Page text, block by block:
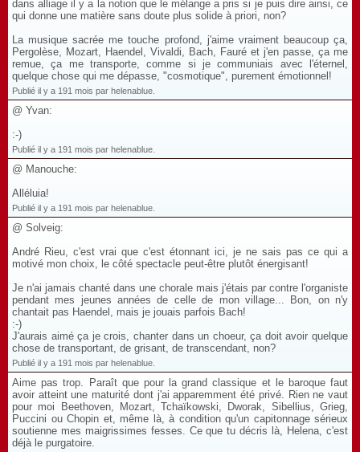
dans alliage il y a la notion que le mélange a pris si je puis dire ainsi, ce
qui donne une matière sans doute plus solide à priori, non?
La musique sacrée me touche profond, j'aime vraiment beaucoup ça,
Pergolèse, Mozart, Haendel, Vivaldi, Bach, Fauré et j'en passe, ça me
remue, ça me transporte, comme si je communiais avec l'éternel,
quelque chose qui me dépasse, "cosmotique", purement émotionnel!
Publié il y a 191 mois par helenablue.
@ Yvan:
:-)
Publié il y a 191 mois par helenablue.
@ Manouche:
Alléluia!
Publié il y a 191 mois par helenablue.
@ Solveig:
André Rieu, c'est vrai que c'est étonnant ici, je ne sais pas ce qui a
motivé mon choix, le côté spectacle peut-être plutôt énergisant!
Je n'ai jamais chanté dans une chorale mais j'étais par contre l'organiste
pendant mes jeunes années de celle de mon village... Bon, on n'y
chantait pas Haendel, mais je jouais parfois Bach!
:-)
J'aurais aimé ça je crois, chanter dans un choeur, ça doit avoir quelque
chose de transportant, de grisant, de transcendant, non?
Publié il y a 191 mois par helenablue.
Aime pas trop. Paraît que pour la grand classique et le baroque faut
avoir atteint une maturité dont j'ai apparemment été privé. Rien ne vaut
pour moi Beethoven, Mozart, Tchaïkowski, Dworak, Sibellius, Grieg,
Puccini ou Chopin et, même là, à condition qu'un capitonnage sérieux
soutienne mes maigrissimes fesses. Ce que tu décris là, Helena, c'est
déjà le purgatoire.